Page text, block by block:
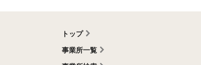
トップ
事業所一覧